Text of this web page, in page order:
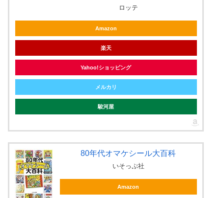
ロッテ
Amazon
楽天
Yahoo!ショッピング
メルカリ
駿河屋
80年代オマケシール大百科
いそっぷ社
Amazon